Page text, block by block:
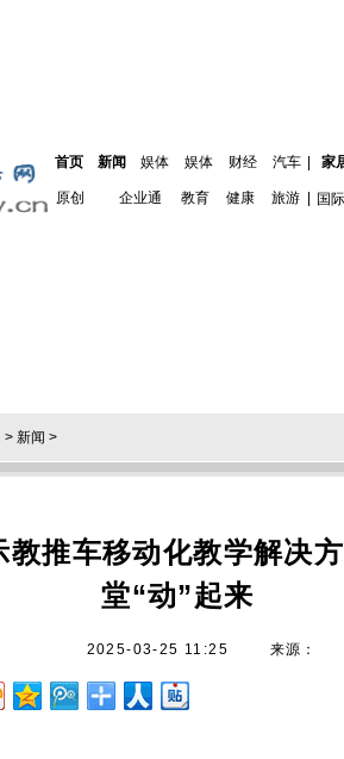
首页 新闻 娱体 娱体 财经 汽车 家
原创 企业通 教育 健康 旅游 国际
> 新闻 >
教推车移动化教学解决
堂“动”起来
2025-03-25 11:25 来源：